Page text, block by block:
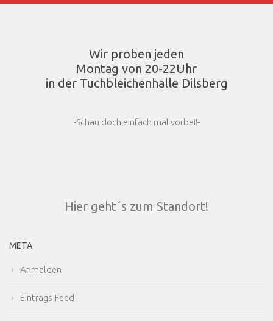
Wir proben jeden
Montag von 20-22Uhr
in der Tuchbleichenhalle Dilsberg
-Schau doch einfach mal vorbei!-
Hier geht´s zum Standort!
META
Anmelden
Eintrags-Feed